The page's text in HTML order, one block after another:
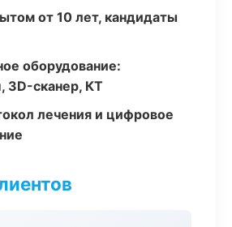
от 10 лет, кандидаты
оборудование:
3D-сканер, КТ
лечения и цифровое